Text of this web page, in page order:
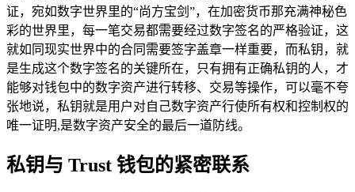
证，宛如数字世界里的“尚方宝剑”，在加密货币那充满神秘色
彩的世界里，每一笔交易都需要经过数字签名的严格验证，这
就如同现实世界中的合同需要签字盖章一样重要，而私钥，就
是生成这个数字签名的关键所在，只有拥有正确私钥的人，才
能够对钱包中的数字资产进行转移、交易等操作，可以毫不夸
张地说，私钥就是用户对自己数字资产行使所有权和控制权的
唯一证明,是数字资产安全的最后一道防线。
私钥与 Trust 钱包的紧密联系